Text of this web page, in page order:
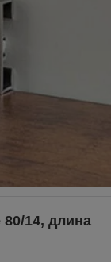
14, длина